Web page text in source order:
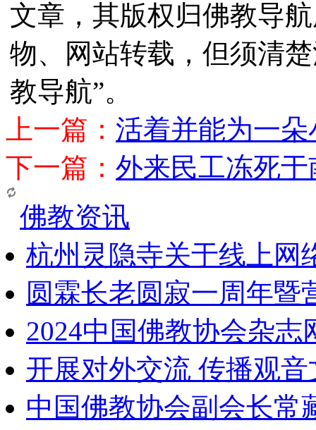
文章，其版权归佛教导
物、网站转载，但须清
教导航”。
上一篇： 活着并能为一
下一篇： 外来民工冻死
佛教资讯
杭州灵隐寺关于线上网
圆霖长老圆寂一周年暨
2024中国佛教协会杂志
开展对外交流 传播观
中国佛教协会副会长常